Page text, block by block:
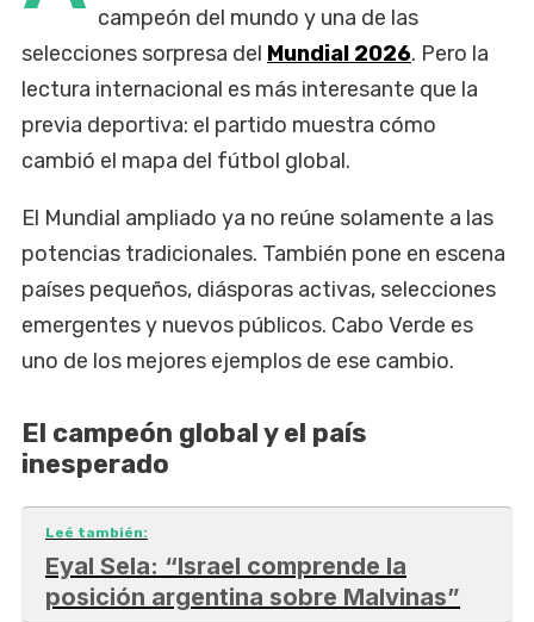
campeón del mundo y una de las
selecciones sorpresa del Mundial 2026. Pero la
lectura internacional es más interesante que la
previa deportiva: el partido muestra cómo
cambió el mapa del fútbol global.
El Mundial ampliado ya no reúne solamente a las
potencias tradicionales. También pone en escena
países pequeños, diásporas activas, selecciones
emergentes y nuevos públicos. Cabo Verde es
uno de los mejores ejemplos de ese cambio.
El campeón global y el país
inesperado
Leé también:
Eyal Sela: “Israel comprende la
posición argentina sobre Malvinas”